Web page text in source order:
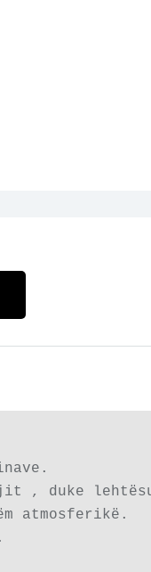
ujit , duke
atmosferikë.